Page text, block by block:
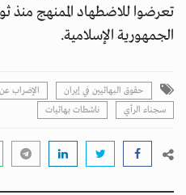
الجمهورية الإسلامية.
حقوق البهائيين في إيران الإضراب
سجناء الرأي
ناشطات بهائيات